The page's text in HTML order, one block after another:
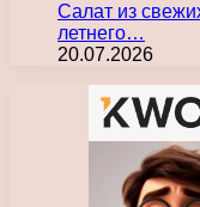
Салат из
летнего…
20.07.2026